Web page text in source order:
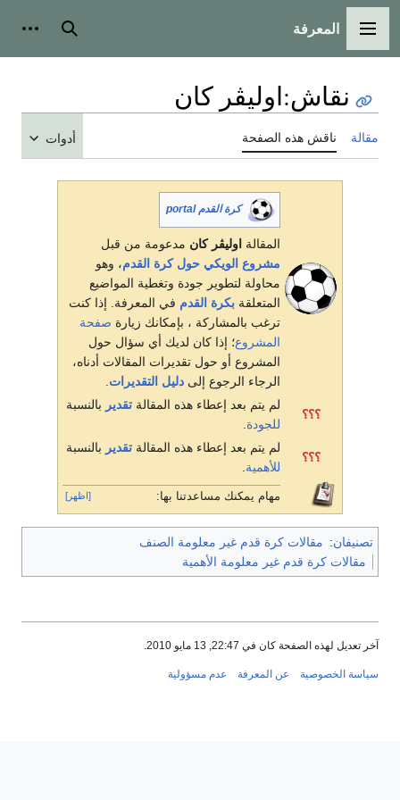
القائمة الرئيسية
المعرفة بحث
نقاش:اوليڤر كان
مقالة ناقش هذه الصفحة أدوات
كرة القدم portal
المقالة اوليڤر كان مدعومة من قبل
مشروع الويكي حول كرة القدم، وهو
محاولة لتطوير جودة وتغطية المواضيع
المتعلقة بكرة القدم في المعرفة. إذا كنت
ترغب بالمشاركة ، بإمكانك زيارة صفحة
المشروع؛ إذا كان لديك أي سؤال حول
المشروع أو حول تقديرات المقالات أدناه،
الرجاء الرجوع إلى دليل التقديرات
؟؟؟
لم يتم بعد إعطاء هذه المقالة تقدير بالنسبة
للجودة
؟؟؟
لم يتم بعد إعطاء هذه المقالة تقدير بالنسبة
للأهمية
مهام يمكنك مساعدتنا بها: [اظهر]
تصنيفان: مقالات كرة قدم غير معلومة الصنف
مقالات كرة قدم غير معلومة الأهمية
آخر تعديل لهذه الصفحة كان في 22:47, 13 مايو 2010.
سياسة الخصوصية عن المعرفة عدم مسؤولية